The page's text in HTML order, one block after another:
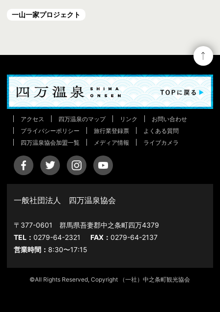
一山一家プロジェクト
アクセス 四万温泉のマップ リンク
お問い合わせ
プライバシーポリシー
旅行業登録票
よくある質問
四万温泉協会加盟一覧
メディア情報 ライブカメラ
一般社団法人 四万温泉協会
〒377-0601 群馬県吾妻郡中之条町四万4379
TEL：0279-64-2321 FAX：0279-64-2137
営業時間： 8:30〜17:15
©All Rights Reserved, Copyright （一社）中之条町観光協会